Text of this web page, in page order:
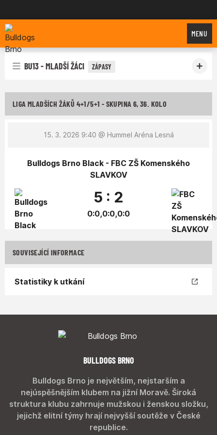
Bulldogs Brno
MENU
BU13 - MLADŠÍ ŽÁCI ZÁPASY
LIGA MLADŠÍCH ŽÁKŮ 4+1/5+1 - SKUPINA 6, 36. KOLO
15. 3. 2026 9:40 @ Hummel Aréna Lesná
Bulldogs Brno Black - FBC ZŠ Komenského
SLAVKOV
5 : 2
0:0,0:0,0:0
SOUVISEJÍCÍ INFORMACE
Statistiky k utkání
BULLDOGS BRNO
Bulldogs Brno je největším, nejstarším a
nejúspěšnějším klubem na jižní Moravě. Široká
struktura klubu zahrnuje mužskou i ženskou složku,
jejichž elitní týmy hrají nejvyšší soutěže v České
republice.